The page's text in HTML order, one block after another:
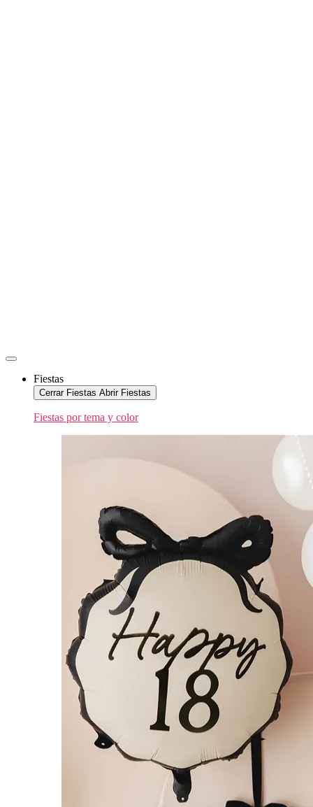
Fiestas
Cerrar Fiestas Abrir Fiestas
Fiestas por tema y color